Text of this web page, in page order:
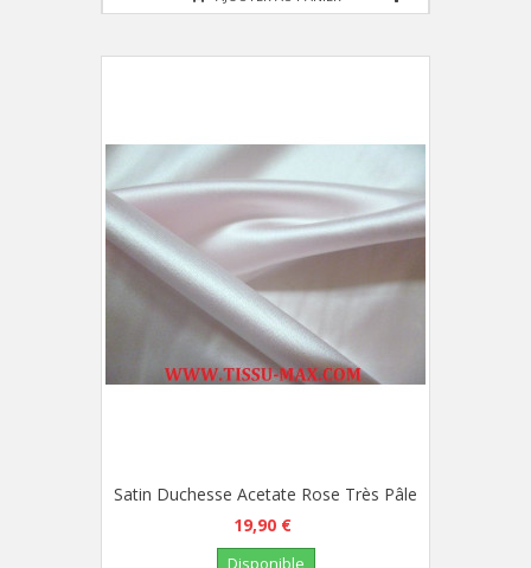
Satin Duchesse Acetate Rose Très Pâle
19,90 €
Disponible